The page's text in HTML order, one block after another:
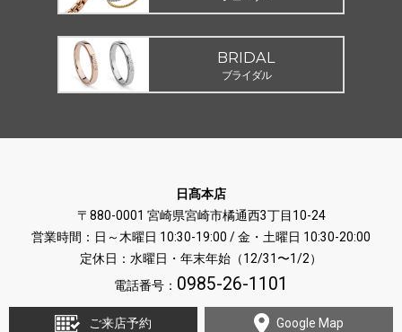
BRIDAL
ブライダル
日髙本店
〒880-0001 宮崎県宮崎市橘通西3丁目10-24
営業時間：日～木曜日 10:30-19:00 / 金・土曜日 10:30-20:00
定休日：水曜日・年末年始（12/31〜1/2）
電話番号： 0985-26-1101
ご来店予約 Google Map